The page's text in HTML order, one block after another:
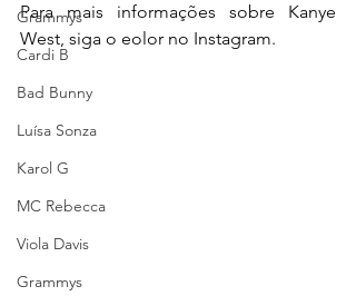
Grammys
Cardi B
Bad Bunny
Luísa Sonza
Karol G
MC Rebecca
Viola Davis
Grammys
Para mais informações sobre Kanye
West, siga o eolor no Instagram.